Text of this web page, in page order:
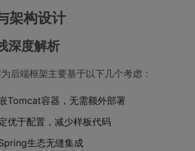
架构设计
深度解析
后端框架主要基于以下几个考虑：
Tomcat容器，无需额外部署
优于配置，减少样板代码
生态无缝集成